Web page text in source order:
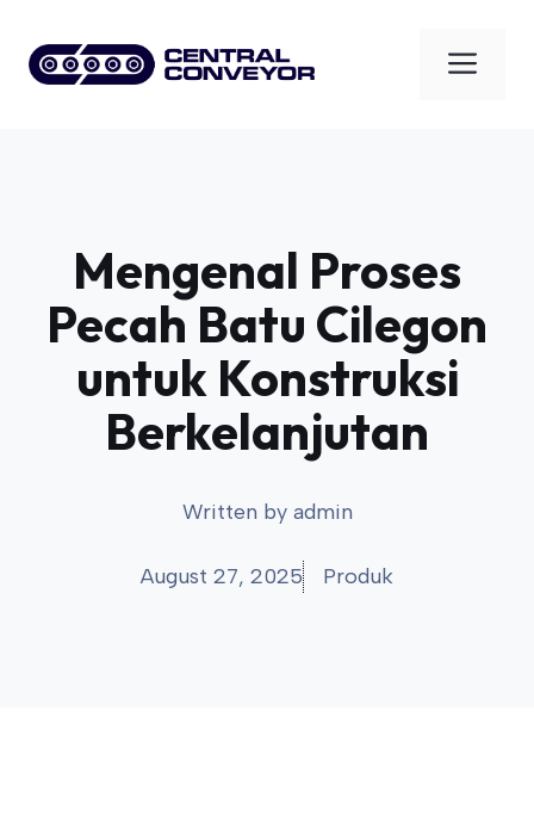
content
Mengenal Proses
Pecah Batu Cilegon
untuk Konstruksi
Berkelanjutan
Written by admin
August 27, 2025 Produk